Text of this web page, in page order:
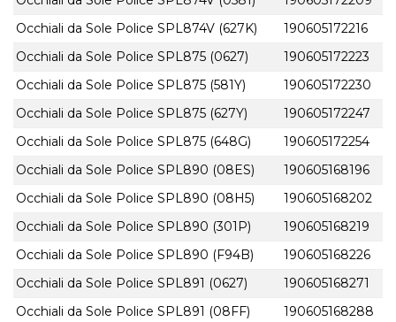
Occhiali da Sole Police SPL874V (627K)
190605172216
Occhiali da Sole Police SPL875 (0627)
190605172223
Occhiali da Sole Police SPL875 (581Y)
190605172230
Occhiali da Sole Police SPL875 (627Y)
190605172247
Occhiali da Sole Police SPL875 (648G)
190605172254
Occhiali da Sole Police SPL890 (08ES)
190605168196
Occhiali da Sole Police SPL890 (08H5)
190605168202
Occhiali da Sole Police SPL890 (301P)
190605168219
Occhiali da Sole Police SPL890 (F94B)
190605168226
Occhiali da Sole Police SPL891 (0627)
190605168271
Occhiali da Sole Police SPL891 (08FF)
190605168288